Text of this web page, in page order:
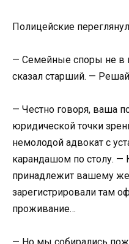
Полицейские
— Семейные споры не в
сказал старший. —
— Честно говоря, ваша
юридической точки
немолодой адвокат с
карандашом по столу. —
принадлежит вашему
зарегистрировали там
проживание…